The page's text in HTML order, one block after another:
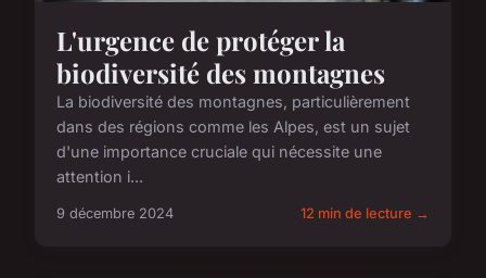
L'urgence de protéger la
biodiversité des montagnes
La biodiversité des montagnes, particulièrement
dans des régions comme les Alpes, est un sujet
d'une importance cruciale qui nécessite une
attention i...
9 décembre 2024 12 min de lecture →